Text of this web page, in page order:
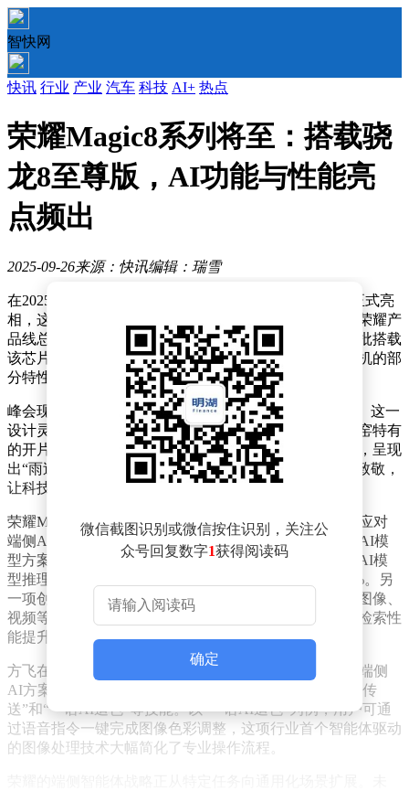
智快网
快讯 行业 产业 汽车 科技 AI+ 热点
荣耀Magic8系列将至：搭载骁
龙8至尊版，AI功能与性能亮
点频出
2025-09-26来源：快讯编辑：瑞雪
在2025骁龙峰会中国专场上，第五代骁龙8至尊版芯片正式亮
相，这场在北京举办的技术盛会吸引了众多行业目光。荣耀产
品线总裁方飞在峰会上宣布，荣耀Magic8系列将成为首批搭载
该芯片的旗舰机型，并首次向公众展示了Magic8系列新机的部
分特性。
峰会现场，方飞展示了荣耀Magic8标准版“天青釉”配色。这一
设计灵感源于宋代汝瓷的经典美学，机身背板融入了汝窑特有
的开片釉变工艺，将蝉翼纹的细腻纹理与现代科技结合，呈现
出“雨过天青云破处”的东方意境。这种跨越千年的文化致敬，
让科技产品焕发出独特的艺术魅力。
荣耀Magic8系列的核心竞争力集中在AI与性能领域。为应对
端侧AI部署的挑战，荣耀与高通联合开发了高效能端侧AI模
型方案。其中，低bit量化技术首次应用于骁龙平台，使AI模
型推理速度提升15%，功耗降低20%，内存占用减少30%。另
一项创新是新一代向量化存储检索技术，通过将文本、图像、
视频等数据编码为稠密向量，实现毫秒级相似度匹配，检索性
能提升400%的同时显著优化存储效率。
方飞在现场演示了Magic8系列的AI功能亮点。依托全新端侧
AI方案，AI智能体“YOYO”新增了“一语搜索”“一语跨端传
送”和“一语AI追色”等技能。以“一语AI追色”为例，用户可通
过语音指令一键完成图像色彩调整，这项行业首个智能体驱动
的图像处理技术大幅简化了专业操作流程。
微信截图识别或微信按住识别，关注公
众号回复数字1获得阅读码
确定